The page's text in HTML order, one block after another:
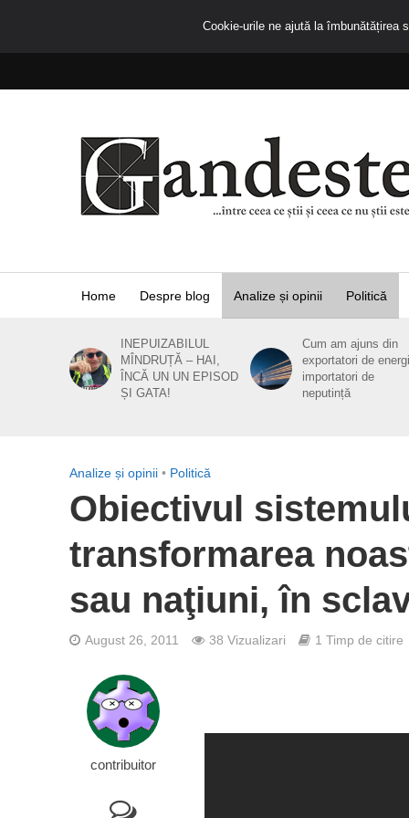
Home Despre blog Analize și opinii Politică
INEPUIZABILUL
MÎNDRUȚĂ – HAI,
ÎNCĂ UN UN EPISOD
ȘI GATA!
Cum am ajuns din
exportatori de
importatori de
neputință
Analize și opinii • Politică
Obiectivul
transformarea
sau naţiuni, în
August 26, 2011 38 Vizualizari 1 Timp de citire
contribuitor
Cookie-urile ne ajută la